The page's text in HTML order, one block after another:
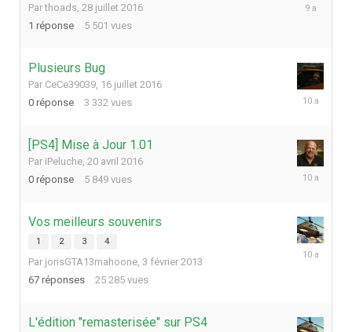
Parthoads, 28 juillet 2016
1 réponse 5 501 vues
16
Plusieurs Bug
Par CeCe39039, 16 juillet 2016
0 réponse 3 332 vues
16
[PS4] Mise à Jour 1.01
Par iPeluche, 20 avril 2016
0 réponse 5 849 vues
20
Vos meilleurs souvenirs
1 2 3 4
Par jorisGTA13mahoone, 3 février 2013
67 réponses 25 285 vues
22
L'édition "remasterisée" sur PS4